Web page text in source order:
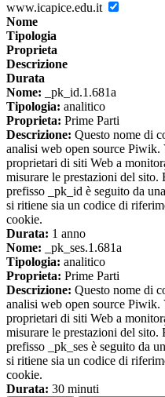
www.icapice.edu.it
Nome
Tipologia
Proprieta
Descrizione
Durata
Nome: _pk_id.1.681a
Tipologia: analitico
Proprieta: Prime Parti
Descrizione: Questo nome di
analisi web open source Piwik.
proprietari di siti Web a
misurare le prestazioni del
prefisso _pk_id è seguito da
si ritiene sia un codice di
cookie.
Durata: 1 anno
Nome: _pk_ses.1.681a
Tipologia: analitico
Proprieta: Prime Parti
Descrizione: Questo nome di
analisi web open source Piwik.
proprietari di siti Web a
misurare le prestazioni del
prefisso _pk_ses è seguito da
si ritiene sia un codice di
cookie.
Durata: 30 minuti